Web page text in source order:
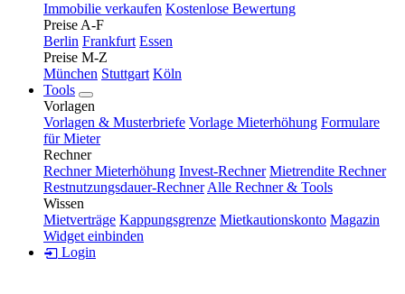
Immobilie verkaufen Kostenlose Bewertung
Preise A-F
Berlin Frankfurt Essen
Preise M-Z
München Stuttgart Köln
Tools
Vorlagen
Vorlagen & Musterbriefe Vorlage Mieterhöhung Formulare
für Mieter
Rechner
Rechner Mieterhöhung Invest-Rechner Mietrendite Rechner
Restnutzungsdauer-Rechner Alle Rechner & Tools
Wissen
Mietverträge Kappungsgrenze Mietkautionskonto Magazin
Widget einbinden
Login